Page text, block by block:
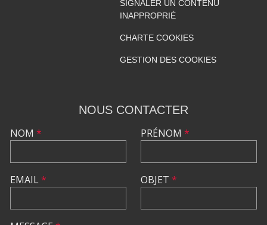
SIGNALER UN CONTENU
INAPPROPRIÉ
CHARTE COOKIES
GESTION DES COOKIES
NOUS CONTACTER
NOM *
EMAIL*
PRÉNOM *
OBJET *